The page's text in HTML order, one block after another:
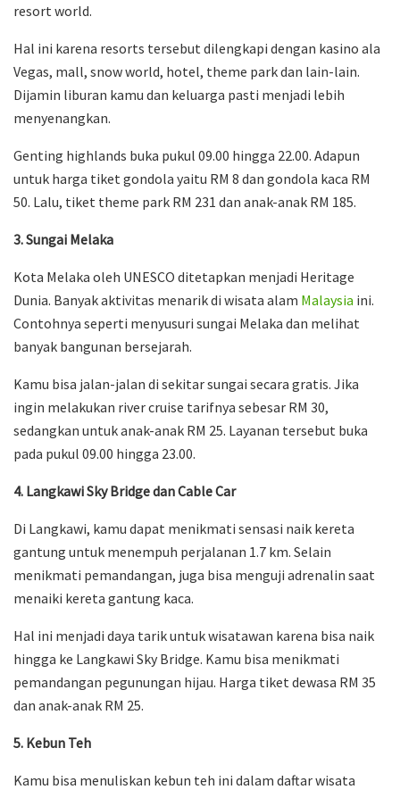
resort world.
Hal ini karena resorts tersebut dilengkapi dengan kasino ala
Vegas, mall, snow world, hotel, theme park dan lain-lain.
Dijamin liburan kamu dan keluarga pasti menjadi lebih
menyenangkan.
Genting highlands buka pukul 09.00 hingga 22.00. Adapun
untuk harga tiket gondola yaitu RM 8 dan gondola kaca RM
50. Lalu, tiket theme park RM 231 dan anak-anak RM 185.
3. Sungai Melaka
Kota Melaka oleh UNESCO ditetapkan menjadi Heritage
Dunia. Banyak aktivitas menarik di wisata alam Malaysia ini.
Contohnya seperti menyusuri sungai Melaka dan melihat
banyak bangunan bersejarah.
Kamu bisa jalan-jalan di sekitar sungai secara gratis. Jika
ingin melakukan river cruise tarifnya sebesar RM 30,
sedangkan untuk anak-anak RM 25. Layanan tersebut buka
pada pukul 09.00 hingga 23.00.
4. Langkawi Sky Bridge dan Cable Car
Di Langkawi, kamu dapat menikmati sensasi naik kereta
gantung untuk menempuh perjalanan 1.7 km. Selain
menikmati pemandangan, juga bisa menguji adrenalin saat
menaiki kereta gantung kaca.
Hal ini menjadi daya tarik untuk wisatawan karena bisa naik
hingga ke Langkawi Sky Bridge. Kamu bisa menikmati
pemandangan pegunungan hijau. Harga tiket dewasa RM 35
dan anak-anak RM 25.
5. Kebun Teh
Kamu bisa menuliskan kebun teh ini dalam daftar wisata